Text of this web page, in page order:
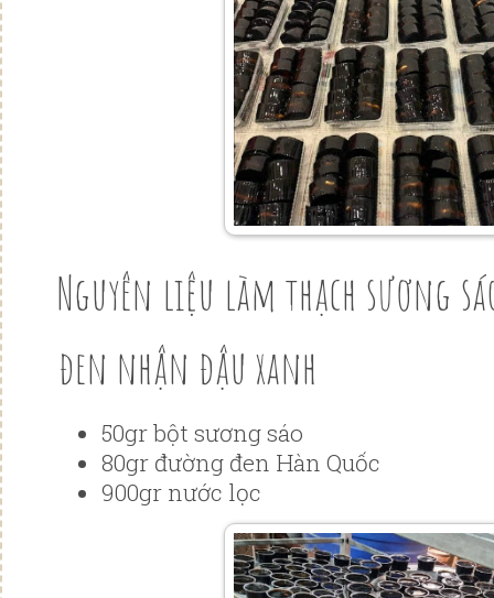
Nguyên liệu làm thạch sương
đen nhận đậu xanh
50gr bột sương sáo
80gr đường đen Hàn Quốc
900gr nước lọc